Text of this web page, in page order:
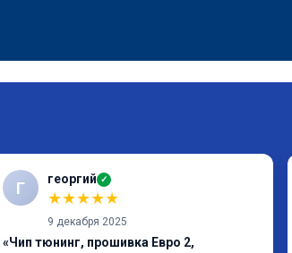
Г георгий ✓
★★★★★
9 декабря 2025
«Чип тюнинг, прошивка Евро 2,